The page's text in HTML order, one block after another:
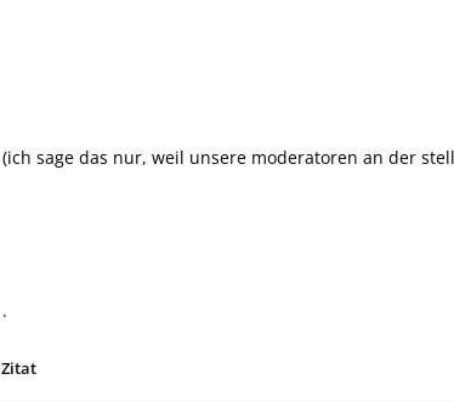
(ich sage das nur, weil unsere moderatoren an der
.
Zitat